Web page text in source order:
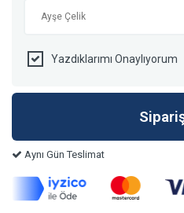
Yazdıklarımı Onaylıyorum
Aynı Gün Teslimat